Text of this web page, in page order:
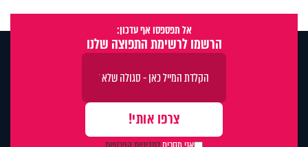
אל תפספסו אף עדכון:
הרשמו לרשימת התפוצה שלנו